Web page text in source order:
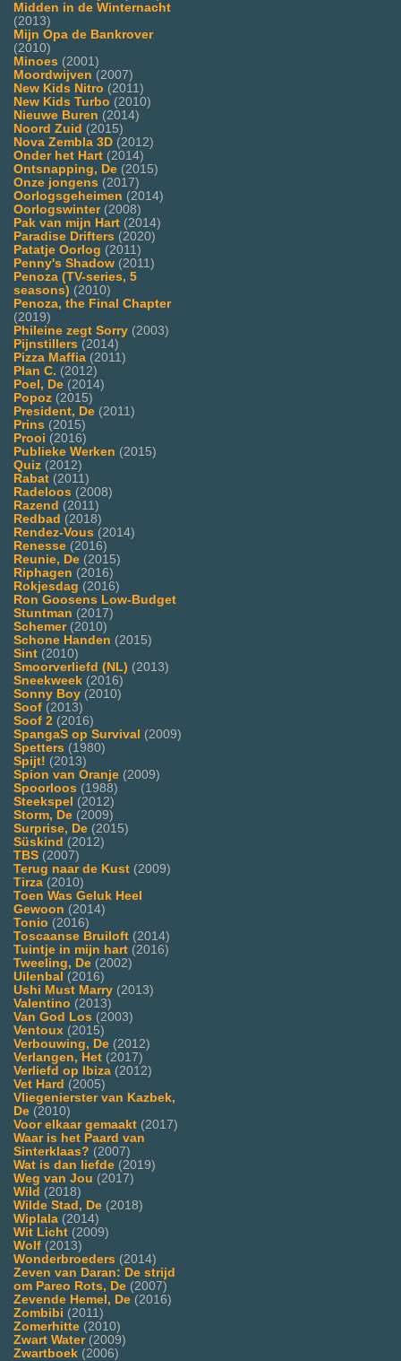
Midden in de Winternacht
(2013)
Mijn Opa de Bankrover
(2010)
Minoes (2001)
Moordwijven (2007)
New Kids Nitro (2011)
New Kids Turbo (2010)
Nieuwe Buren (2014)
Noord Zuid (2015)
Nova Zembla 3D (2012)
Onder het Hart (2014)
Ontsnapping, De (2015)
Onze jongens (2017)
Oorlogsgeheimen (2014)
Oorlogswinter(2008)
Pak van mijn Hart (2014)
Paradise Drifters (2020)
Patatje Oorlog (2011)
Penny's Shadow (2011)
Penoza (TV-series, 5
seasons) (2010)
Penoza, the Final Chapter
(2019)
Phileine zegt Sorry (2003)
Pijnstillers (2014)
Pizza Maffia (2011)
Plan C. (2012)
Poel, De (2014)
Popoz (2015)
President, De (2011)
Prins (2015)
Prooi (2016)
Publieke Werken (2015)
Quiz (2012)
Rabat (2011)
Radeloos (2008)
Razend (2011)
Redbad (2018)
Rendez-Vous (2014)
Renesse (2016)
Reunie, De (2015)
Riphagen (2016)
Rokjesdag (2016)
Ron Goosens Low-Budget
Stuntman (2017)
Schemer(2010)
Schone Handen (2015)
Sint (2010)
Smoorverliefd (NL) (2013)
Sneekweek (2016)
Sonny Boy (2010)
Soof (2013)
Soof 2 (2016)
SpangaS op Survival (2009)
Spetters (1980)
Spijt! (2013)
Spion van Oranje (2009)
Spoorloos (1988)
Steekspel (2012)
Storm, De (2009)
Surprise, De (2015)
Süskind (2012)
TBS (2007)
Terug naar de Kust (2009)
Tirza (2010)
Toen Was Geluk Heel
Gewoon (2014)
Tonio (2016)
Toscaanse Bruiloft (2014)
Tuintje in mijn hart (2016)
Tweeling, De (2002)
Uilenbal (2016)
Ushi Must Marry (2013)
Valentino (2013)
Van God Los (2003)
Ventoux (2015)
Verbouwing, De (2012)
Verlangen, Het (2017)
Verliefd op Ibiza (2012)
Vet Hard (2005)
Vliegenierster van Kazbek,
De (2010)
Voor elkaar gemaakt (2017)
Waar is het Paard van
Sinterklaas? (2007)
Wat is dan liefde (2019)
Weg van Jou (2017)
Wild (2018)
Wilde Stad, De (2018)
Wiplala (2014)
Wit Licht (2009)
Wolf (2013)
Wonderbroeders (2014)
Zeven van Daran: De strijd
om Pareo Rots, De (2007)
Zevende Hemel, De (2016)
Zombibi (2011)
Zomerhitte (2010)
Zwart Water(2009)
Zwartboek (2006)